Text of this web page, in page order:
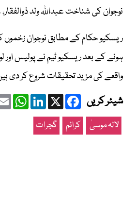
نوجوان کی شناخت عبداللہ ولد ذوالفقار، عمر 25 سال کے نام سے ہوئی، جسے نامعلوم شخص نے سینے پر
ریسکیو حکام کے مطابق نوجوان زخموں
ہونے کے بعد ریسکیو ٹیم نے پولیس
واقعے کی مزید تحقیقات شروع کر دی
شیئر کریں Facebook
X
LinkedIn
WhatsApp
لالہ موسیٰ کرائم گجرات